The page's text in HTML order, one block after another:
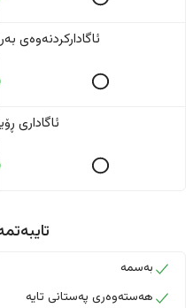
ئاگادارکردنەوەی
ئاگاداری
بەسمە
هەستەوەری پەستانی تایە